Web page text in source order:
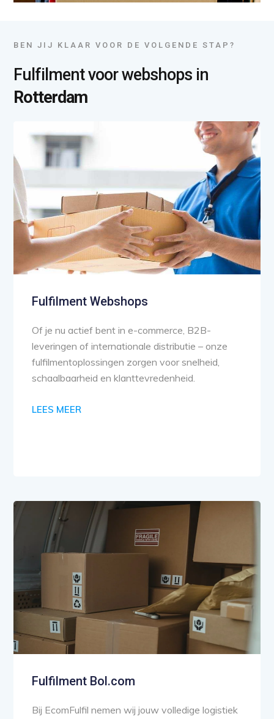
BEN JIJ KLAAR VOOR DE VOLGENDE STAP?
Fulfilment voor webshops in
Rotterdam
Fulfilment Webshops
Of je nu actief bent in e-commerce, B2B-
leveringen of internationale distributie – onze
fulfilmentoplossingen zorgen voor snelheid,
schaalbaarheid en klanttevredenheid.
LEES MEER
Fulfilment Bol.com
Bij EcomFulfil nemen wij jouw volledige logistiek